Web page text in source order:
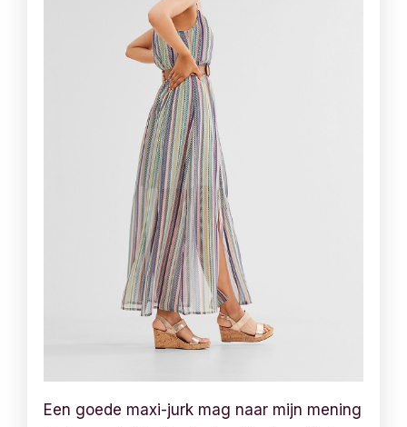
Een goede maxi-jurk mag naar mijn mening